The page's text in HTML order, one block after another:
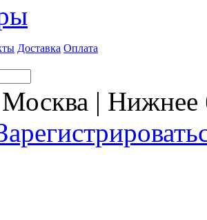
Доставка Оплата
Москва |